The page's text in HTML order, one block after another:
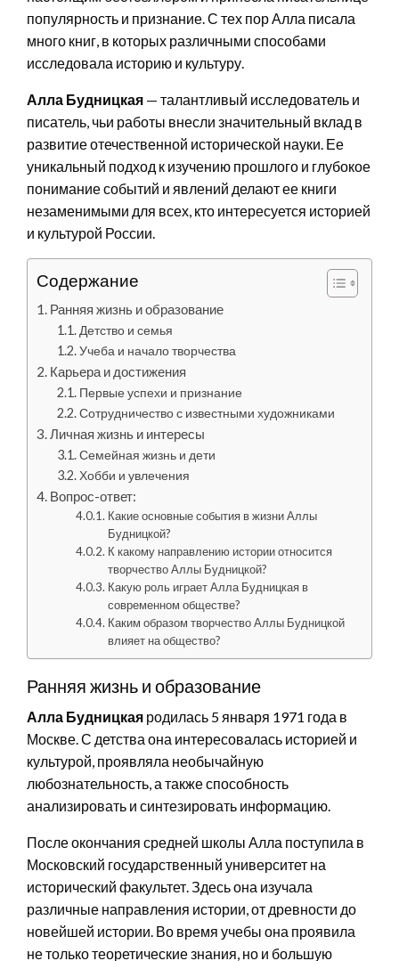
популярность и признание. С тех пор Алла писала
много книг, в которых различными способами
исследовала историю и культуру.
Алла Будницкая — талантливый исследователь и
писатель, чьи работы внесли значительный вклад в
развитие отечественной исторической науки. Ее
уникальный подход к изучению прошлого и глубокое
понимание событий и явлений делают ее книги
незаменимыми для всех, кто интересуется историей
и культурой России.
Содержание
Ранняя жизнь и образование
Детство и семья
Учеба и начало творчества
Карьера и достижения
Первые успехи и признание
Сотрудничество с известными художниками
Личная жизнь и интересы
Семейная жизнь и дети
Хобби и увлечения
Вопрос-ответ:
Какие основные события в жизни Аллы
Будницкой?
К какому направлению истории относится
творчество Аллы Будницкой?
Какую роль играет Алла Будницкая в
современном обществе?
Каким образом творчество Аллы Будницкой
влияет на общество?
Ранняя жизнь и образование
Алла Будницкая родилась 5 января 1971 года в
Москве. С детства она интересовалась историей и
культурой, проявляла необычайную
любознательность, а также способность
анализировать и синтезировать информацию.
После окончания средней школы Алла поступила в
Московский государственный университет на
исторический факультет. Здесь она изучала
различные направления истории, от древности до
новейшей истории. Во время учебы она проявила
не только теоретические знания, но и большую